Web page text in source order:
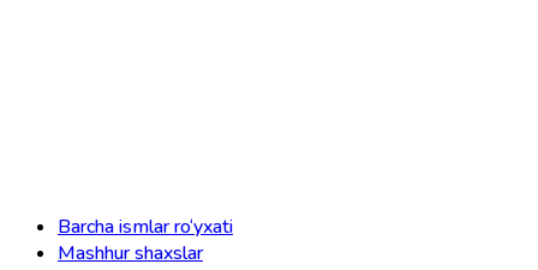
Barcha ismlar ro‘yxati
Mashhur shaxslar